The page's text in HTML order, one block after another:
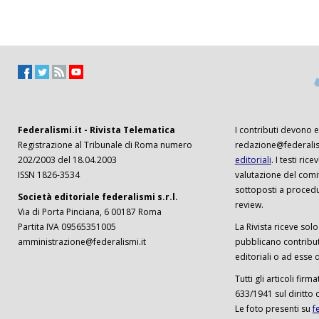
Federalismi.it - Rivista Telematica
Registrazione al Tribunale di Roma numero
202/2003 del 18.04.2003
ISSN 1826-3534
Società editoriale federalismi s.r.l.
Via di Porta Pinciana, 6 00187 Roma
Partita IVA 09565351005
amministrazione@federalismi.it
I contributi devono
editoriali. I testi
valutazione del
sottoposti a
review.
La Rivista riceve
pubblicano
editoriali o ad esse
Tutti gli articoli
633/1941 sul diritto
Le foto presenti su